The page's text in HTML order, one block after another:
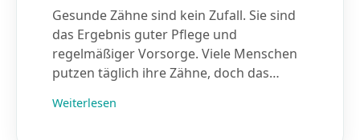
Gesunde Zähne sind kein Zufall. Sie sind
das Ergebnis guter Pflege und
regelmäßiger Vorsorge. Viele Menschen
putzen täglich ihre Zähne, doch das…
Weiterlesen